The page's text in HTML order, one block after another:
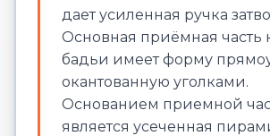
дает усиленная ручка
Основная приёмная часть
бадьи имеет форму
окантованную уголками.
Основанием приемной
является усеченная